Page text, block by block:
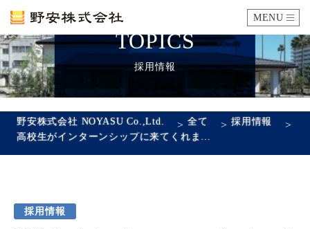
MENU
カタログ
瓦ができるまで
TOPICS
採用情報
野安株式会社 NOYASU Co.,Ltd. >全て >採用情報 >
採用情報